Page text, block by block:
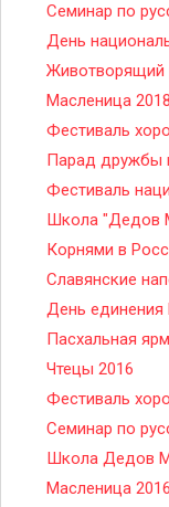
Семинар по
День
Животворящий
Масленица 2018
Фестиваль
Парад дружбы
Фестиваль
Школа "Дедов
Корнями в
Славянские
День единения
Пасхальная
Чтецы 2016
Фестиваль
Семинар по
Школа Дедов
Масленица 2016